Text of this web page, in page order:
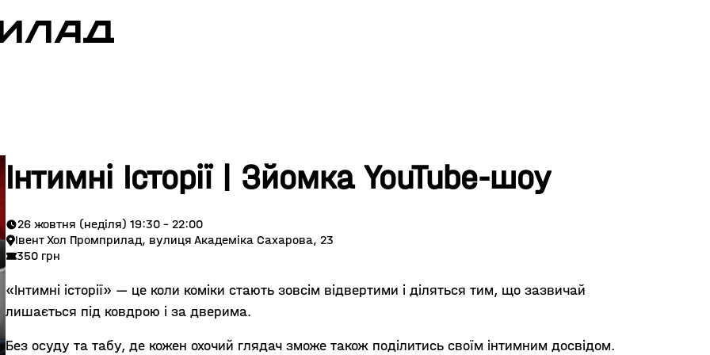
Інтимні Історії | Зйомка YouTube-шоу
26 жовтня (неділя) 19:30 - 22:00
Івент Хол Промприлад, вулиця Академіка Сахарова, 23
350 грн
«Інтимні історії» — це коли коміки стають зовсім відвертими і діляться тим, що зазвичай
лишається під ковдрою і за дверима.
Без осуду та табу, де кожен охочий глядач зможе також поділитись своїм інтимним досвідом.